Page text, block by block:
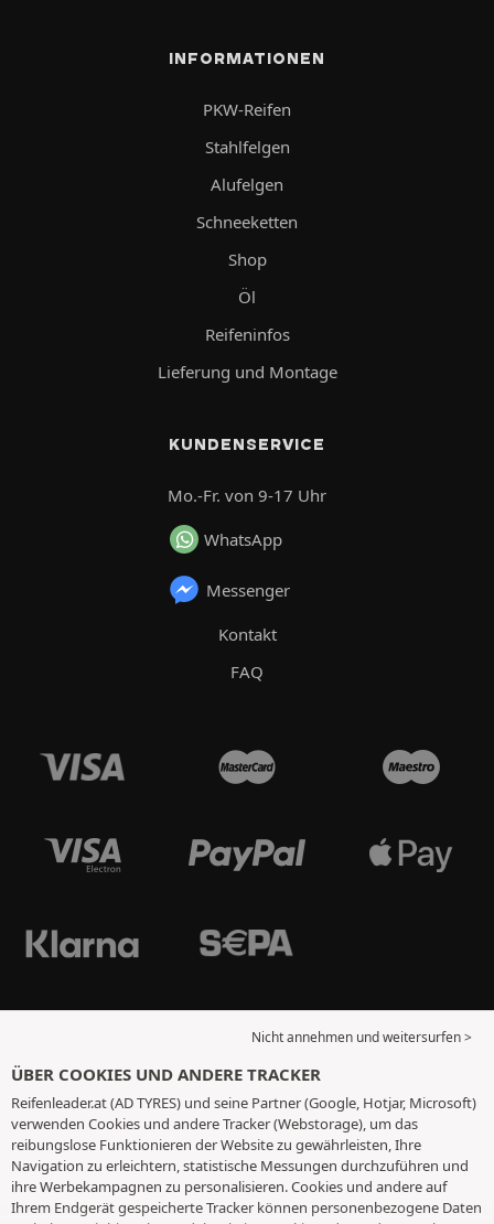
INFORMATIONEN
PKW-Reifen
Stahlfelgen
Alufelgen
Schneeketten
Shop
Öl
Reifeninfos
Lieferung und Montage
KUNDENSERVICE
Mo.-Fr. von 9-17 Uhr
WhatsApp
Messenger
Kontakt
FAQ
Nicht annehmen und weitersurfen >
ÜBER COOKIES UND ANDERE TRACKER
Reifenleader.at (AD TYRES) und seine Partner (Google, Hotjar, Microsoft)
verwenden Cookies und andere Tracker (Webstorage), um das
reibungslose Funktionieren der Website zu gewährleisten, Ihre
Navigation zu erleichtern, statistische Messungen durchzuführen und
ihre Werbekampagnen zu personalisieren. Cookies und andere auf
Ihrem Endgerät gespeicherte Tracker können personenbezogene Daten